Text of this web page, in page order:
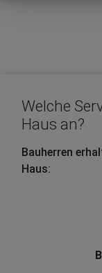
Welche
Haus an?
Bauherren
Haus: